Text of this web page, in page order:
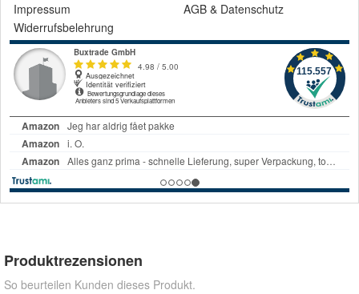
Impressum
AGB & Datenschutz
Widerrufsbelehrung
Produktrezensionen
So beurteilen Kunden dieses Produkt.